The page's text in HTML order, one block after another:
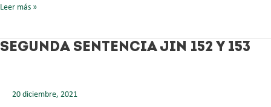
Leer más »
SEGUNDA SENTENCIA JIN 152 Y 153
20 diciembre, 2021
SEGUNDA